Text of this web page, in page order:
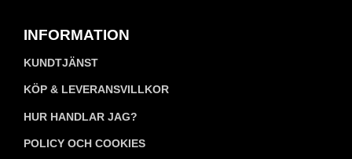
INFORMATION
KUNDTJÄNST
KÖP & LEVERANSVILLKOR
HUR HANDLAR JAG?
POLICY OCH COOKIES